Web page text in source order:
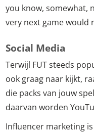
you know, somewhat,
very next game would
Social Media
Terwijl FUT steeds
ook graag naar kijkt,
die packs van jouw
daarvan worden
Influencer marketing